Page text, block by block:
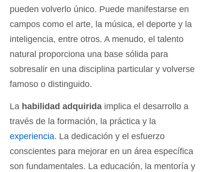
pueden volverlo único. Puede manifestarse en
campos como el arte, la música, el deporte y la
inteligencia, entre otros. A menudo, el talento
natural proporciona una base sólida para
sobresalir en una disciplina particular y volverse
famoso o distinguido.
La habilidad adquirida implica el desarrollo a
través de la formación, la práctica y la
experiencia. La dedicación y el esfuerzo
conscientes para mejorar en un área específica
son fundamentales. La educación, la mentoría y